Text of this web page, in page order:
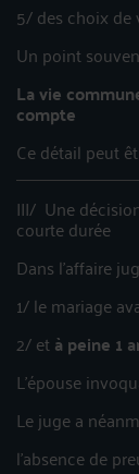
5/ des choix de
Un point
La vie
compte
Ce détail peut
III/ Une
courte durée
Dans l’affaire
1/ le mariage
2/ età peine 1
L’épouse
Le juge a
l’absence de